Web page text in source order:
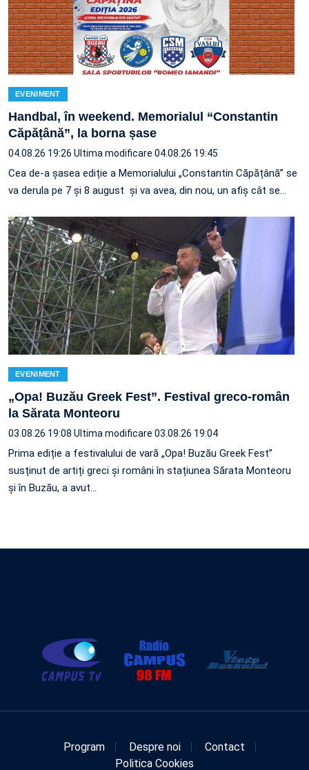
EVENIMENT
Handbal, în weekend. Memorialul “Constantin
Căpățână”, la borna șase
04.08.26 19:26 Ultima modificare 04.08.26 19:45
Cea de-a șasea ediție a Memorialului „Constantin Căpățână” se
va derula pe 7 și 8 august și va avea, din nou, un afiș cât se…
EVENIMENT
„Opa! Buzău Greek Fest”. Festival greco-român
la Sărata Monteoru
03.08.26 19:08 Ultima modificare 03.08.26 19:04
Prima ediție a festivalului de vară „Opa! Buzău Greek Fest”
susținut de artiți greci și români în stațiunea Sărata Monteoru
și în Buzău, a avut…
Program Despre noi
Contact
Politica Cookies